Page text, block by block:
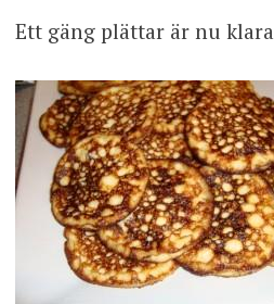
Ett gäng plättar är nu klara